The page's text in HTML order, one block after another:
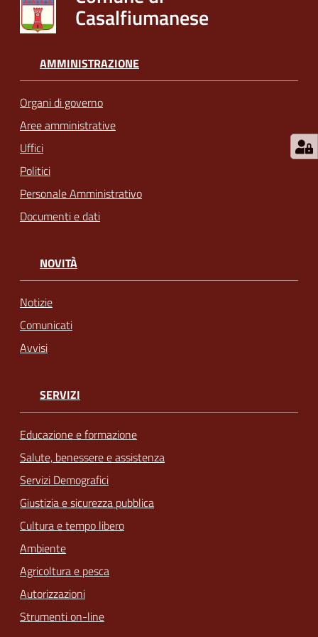
Casalfiumanese
AMMINISTRAZIONE
Organi di governo
Aree amministrative
Uffici
Politici
Personale Amministrativo
Documenti e dati
NOVITÀ
Notizie
Comunicati
Avvisi
SERVIZI
Educazione e formazione
Salute, benessere e assistenza
Servizi Demografici
Giustizia e sicurezza pubblica
Cultura e tempo libero
Ambiente
Agricoltura e pesca
Autorizzazioni
Strumenti on-line